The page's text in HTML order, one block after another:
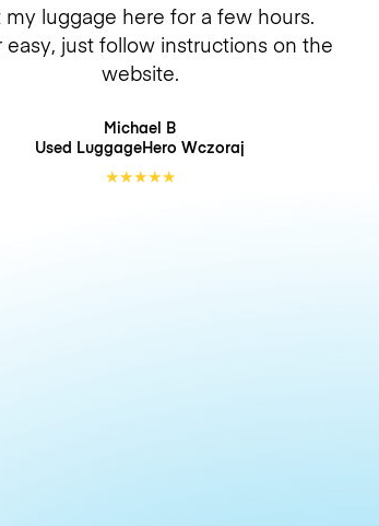
my luggage here for a few hours.
easy, just follow instructions on the
website.
Michael B
Used LuggageHero Wczoraj
★★★★★